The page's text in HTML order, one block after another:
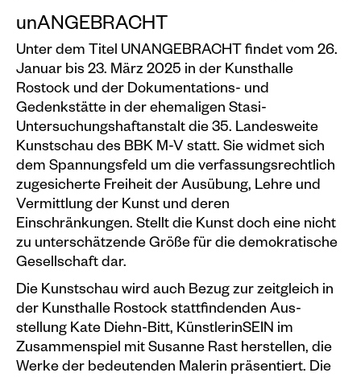
Kunstvermittlung &
Museumspädagogik
Ausstellungen
Aktuell
Vorschau
Archiv
Shop
Kataloge
Plakate
Sondereditionen
Editionen
Merchandise
unANGEBRACHT
Unter dem Titel UNANGEBRACHT findet vom 26.
Januar bis 23. März 2025 in der Kunsthalle
Rostock und der Dokumentations- und
Gedenkstätte in der ehemaligen Stasi-
Untersuchungshaftanstalt die 35. Landesweite
Kunstschau des BBK M-V statt. Sie widmet sich
dem Spannungsfeld um die verfassungsrechtlich
zugesicherte Frei­heit der Ausübung, Lehre und
Vermittlung der Kunst und deren
Einschränkungen. Stellt die Kunst doch eine nicht
zu unterschätzende Größe für die demokratische
Ge­sellschaft dar.
Die Kunstschau wird auch Bezug zur zeitgleich in
der Kunsthalle Rostock stattfindenden Aus­
stellung Kate Diehn-Bitt, KünstlerinSEIN im
Zusammenspiel mit Susanne Rast herstellen, die
Werke der bedeutenden Ma­lerin präsentiert. Die